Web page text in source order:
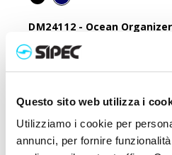
Questo sito web utilizza i
Utilizziamo i cookie per
annunci, per fornire
DM24112 - Ocean Organizer